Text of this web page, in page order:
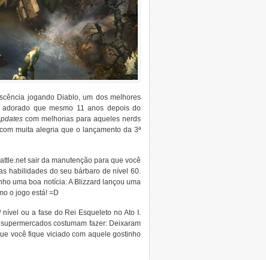
jogando Diablo, um dos melhores
que mesmo 11 anos depois do
com melhorias para aqueles nerds
muita alegria que o lançamento da 3ª
sair da manutenção para que você
habilidades do seu bárbaro de nível 60.
uma boa notícia: A Blizzard lançou uma
o jogo está! =D
ou a fase do Rei Esqueleto no Ato I.
costumam fazer: Deixaram
você fique viciado com aquele gostinho